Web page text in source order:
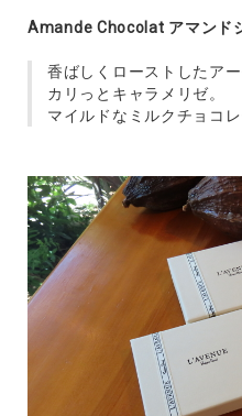
Amande Chocolat アマンド
香ばしくローストしたア
カリっとキャラメリゼ。
マイルドなミルクチョコ